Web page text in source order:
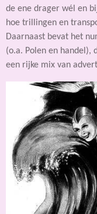
de ene drager wél en
hoe trillingen en
Daarnaast bevat het
(o.a. Polen en handel),
een rijke mix van